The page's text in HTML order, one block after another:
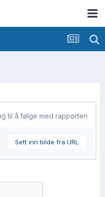
til å følge med rapporten
Sett inn bilde fra URL